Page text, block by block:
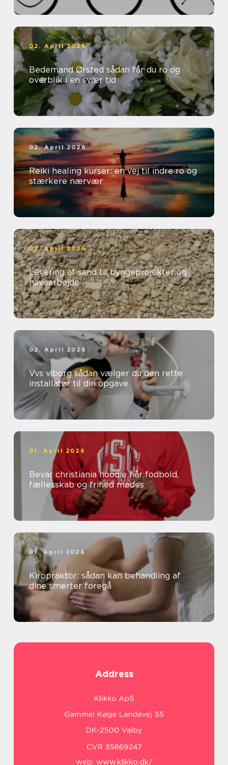
02. April 2026
Bedemand Ørsted sådan får du ro og
overblik i en svær tid
02. April 2026
Reiki healing kurser: en vej til indre ro og
stærkere nærvær
02. April 2026
Levering af sand til byggeprojekter og
havearbejde
02. April 2026
Vvs viborg sådan vælger du den rette
installatør til din opgave
01. April 2026
Bevar christiania hoodie når fodbold,
fællesskab og frihed mødes
01. April 2026
Kiropraktor: sådan kan behandling af
dine smerter foregå
Address
web: www.klikko.dk/